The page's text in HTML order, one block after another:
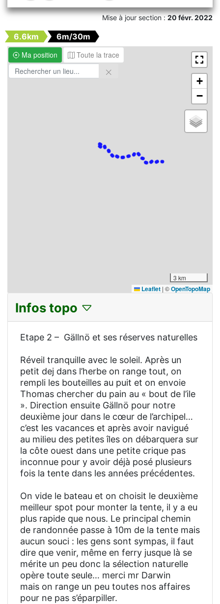
Mise à jour section :20 févr. 2022
6.6km
6m/30m
Ma position
Toute la trace
+
−
3 km
Leaflet | ©OpenTopoMap
Infos topo
Etape 2 – Gällnö et ses réserves naturelles
Réveil tranquille avec le soleil. Après un
petit dej dans l’herbe on range tout, on
rempli les bouteilles au puit et on envoie
Thomas chercher du pain au « bout de l’ile
». Direction ensuite Gällnö pour notre
deuxième jour dans le cœur de l’archipel…
c’est les vacances et après avoir navigué
au milieu des petites îles on débarquera sur
la côte ouest dans une petite crique pas
inconnue pour y avoir déjà posé plusieurs
fois la tente dans les années précédentes.
On vide le bateau et on choisit le deuxième
meilleur spot pour monter la tente, il y a eu
plus rapide que nous. Le principal chemin
de randonnée passe à 10m de la tente mais
aucun souci : les gens sont sympas, il faut
dire que venir, même en ferry jusque là se
mérite un peu donc la sélection naturelle
opère toute seule… merci mr Darwin
mais on range un peu toutes nos affaires
pour ne pas s’éparpiller.